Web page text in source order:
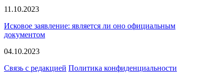
11.10.2023
Исковое заявление: является ли оно официальным
документом
04.10.2023
Связь с редакцией Политика конфиденциальности